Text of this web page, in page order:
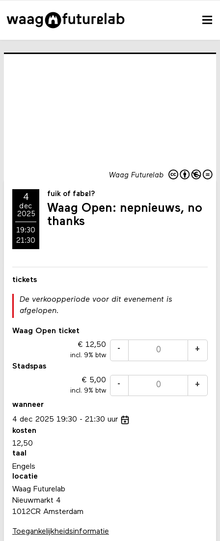
Waag Futurelab
4
dec
2025
19:30
21:30
fuik of fabel?
Waag Open: nepnieuws, no
thanks
tickets
De verkoopperiode voor dit evenement is
afgelopen.
Waag Open ticket
12,50
incl. 9% btw
- +
Stadspas
5,00
incl. 9% btw
- +
wanneer
4 dec 2025 19:30 21:30 uur
kosten
12,50
taal
Engels
locatie
Waag Futurelab
Nieuwmarkt 4
1012CR Amsterdam
Toegankelijkheidsinformatie